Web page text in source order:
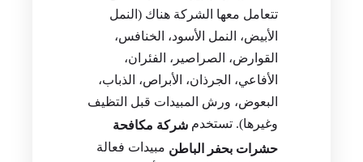
تتعامل معها الشركة هناك (النمل
الأبيض، النمل الأسود، الخنافس،
القوارض، الصراصير، الفئران،
الأفاعي، الجرذان، الأبراص، الذباب،
البعوض، ورش المبيدات قبل التظيف
وغيرها). تستخدم شركة مكافحة
حشرات بحفر الباطن مبيدات فعالة